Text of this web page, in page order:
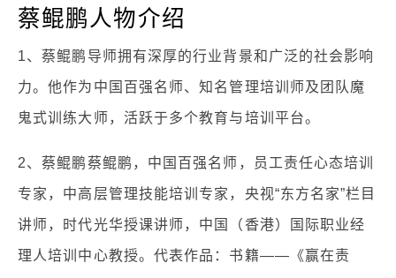
蔡鲲鹏人物介绍
1、蔡鲲鹏导师拥有深厚的行业背景和广泛的社会影响
力。他作为中国百强名师、知名管理培训师及团队魔
鬼式训练大师，活跃于多个教育与培训平台。
2、蔡鲲鹏蔡鲲鹏，中国百强名师，员工责任心态培训
专家，中高层管理技能培训专家，央视“东方名家”栏目
讲师，时代光华授课讲师，中国（香港）国际职业经
理人培训中心教授。代表作品：书籍——《赢在责